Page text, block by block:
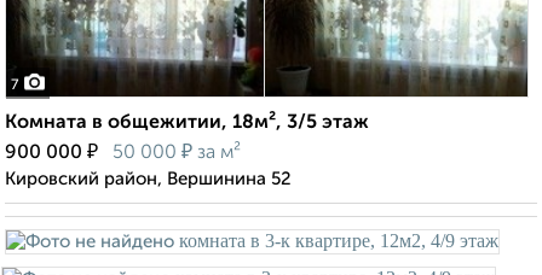
7
Комната в общежитии, 18м², 3/5 этаж
900 000 ₽ 50 000 ₽ за м²
Кировский район, Вершинина 52